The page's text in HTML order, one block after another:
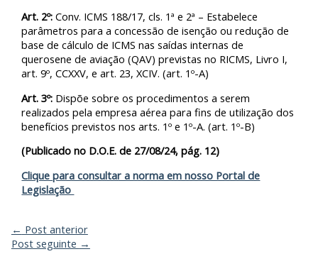
Art. 2º: Conv. ICMS 188/17, cls. 1ª e 2ª – Estabelece
parâmetros para a concessão de isenção ou redução de
base de cálculo de ICMS nas saídas internas de
querosene de aviação (QAV) previstas no RICMS, Livro I,
art. 9º, CCXXV, e art. 23, XCIV. (art. 1º-A)
Art. 3º: Dispõe sobre os procedimentos a serem
realizados pela empresa aérea para fins de utilização dos
benefícios previstos nos arts. 1º e 1º-A. (art. 1º-B)
(Publicado no D.O.E. de 27/08/24, pág. 12)
Clique para consultar a norma em nosso Portal de
Legislação
← Post anterior
Post seguinte →